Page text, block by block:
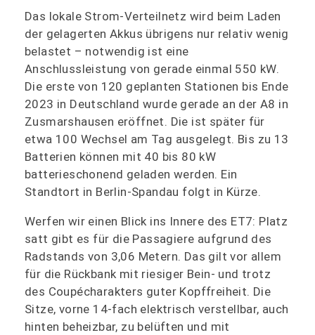
Das lokale Strom-Verteilnetz wird beim Laden
der gelagerten Akkus übrigens nur relativ wenig
belastet – notwendig ist eine
Anschlussleistung von gerade einmal 550 kW.
Die erste von 120 geplanten Stationen bis Ende
2023 in Deutschland wurde gerade an der A8 in
Zusmarshausen eröffnet. Die ist später für
etwa 100 Wechsel am Tag ausgelegt. Bis zu 13
Batterien können mit 40 bis 80 kW
batterieschonend geladen werden. Ein
Standtort in Berlin-Spandau folgt in Kürze.
Werfen wir einen Blick ins Innere des ET7: Platz
satt gibt es für die Passagiere aufgrund des
Radstands von 3,06 Metern. Das gilt vor allem
für die Rückbank mit riesiger Bein- und trotz
des Coupécharakters guter Kopffreiheit. Die
Sitze, vorne 14-fach elektrisch verstellbar, auch
hinten beheizbar, zu belüften und mit